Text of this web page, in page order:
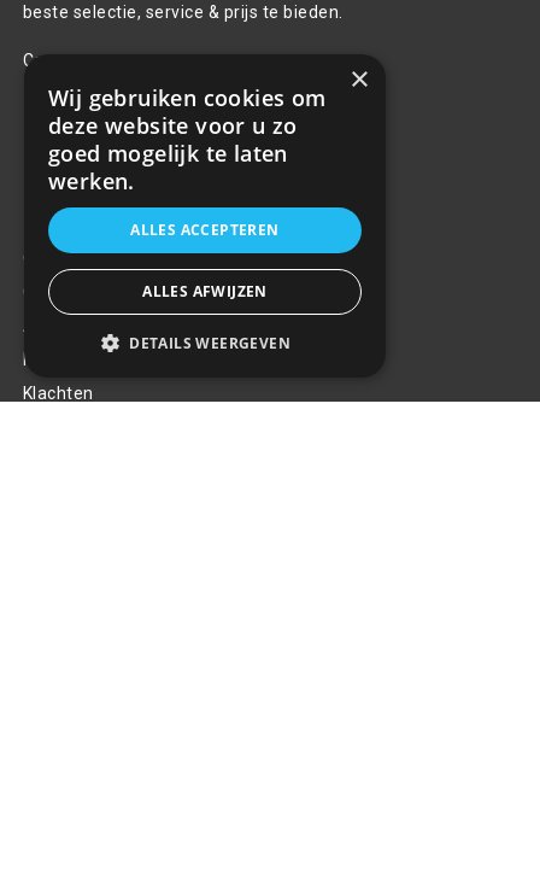
beste selectie, service & prijs te bieden.
Contact
+31(0)85 486 83 17
info@rrparts.nl
Klantenservice
Over ons
Contact
Algemene voorwaarden
Privacy Policy
Klachten
×
Wij gebruiken cookies om
deze website voor u zo
goed mogelijk te laten
werken.
ALLES ACCEPTEREN
ALLES AFWIJZEN
DETAILS WEERGEVEN